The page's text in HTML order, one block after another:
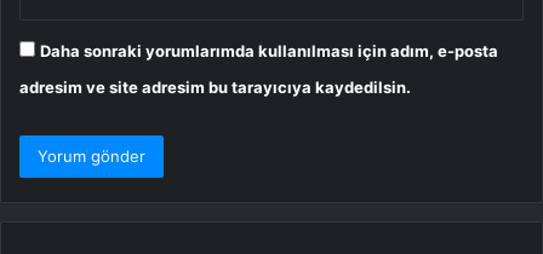
Daha sonraki yorumlarımda kullanılması için adım, e-posta
adresim ve site adresim bu tarayıcıya kaydedilsin.